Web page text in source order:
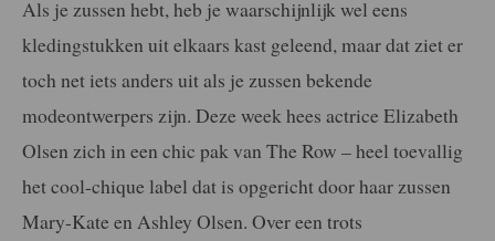
Als je zussen hebt, heb je waarschijnlijk wel eens
kledingstukken uit elkaars kast geleend, maar dat ziet er
toch net iets anders uit als je zussen bekende
modeontwerpers zijn. Deze week hees actrice Elizabeth
Olsen zich in een chic pak van The Row – heel toevallig
het cool-chique label dat is opgericht door haar zussen
Mary-Kate en Ashley Olsen. Over een trots